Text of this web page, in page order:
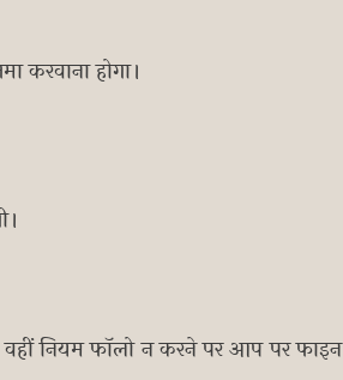
करवाना होगा।
वहीं नियम फॉलो न करने पर आप पर फाइन